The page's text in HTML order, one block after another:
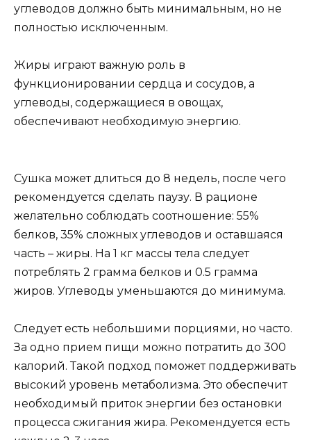
углеводов должно быть минимальным, но не
полностью исключенным.
Жиры играют важную роль в
функционировании сердца и сосудов, а
углеводы, содержащиеся в овощах,
обеспечивают необходимую энергию.
Сушка может длиться до 8 недель, после чего
рекомендуется сделать паузу. В рационе
желательно соблюдать соотношение: 55%
белков, 35% сложных углеводов и оставшаяся
часть – жиры. На 1 кг массы тела следует
потреблять 2 грамма белков и 0.5 грамма
жиров. Углеводы уменьшаются до минимума.
Следует есть небольшими порциями, но часто.
За одно прием пищи можно потратить до 300
калорий. Такой подход поможет поддерживать
высокий уровень метаболизма. Это обеспечит
необходимый приток энергии без остановки
процесса сжигания жира. Рекомендуется есть